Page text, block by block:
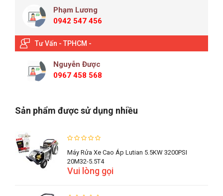
Phạm Lương
0942 547 456
Tư Vấn - TPHCM -
Nguyễn Được
0967 458 568
Sản phẩm được sử dụng nhiều
Máy Rửa Xe Cao Áp Lutian 5.5KW 3200PSI
20M32-5.5T4
Vui lòng gọi